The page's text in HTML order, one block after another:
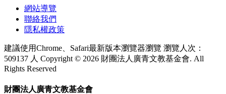
網站導覽
聯絡我們
隱私權政策
建議使用Chrome、Safari最新版本瀏覽器瀏覽 瀏覽人次：
509137 人 Copyright © 2026 財團法人廣青文教基金會. All
Rights Reserved
財團法人廣青文教基金會